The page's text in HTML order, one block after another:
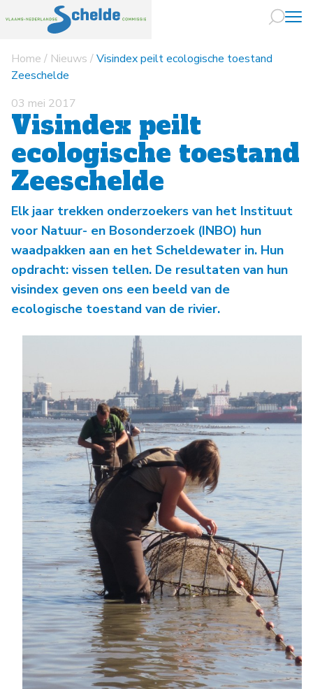
Naar
Home / Nieuws /Visindex peilt ecologische toestand
Zeeschelde
03 mei 2017
Visindex peilt
ecologische toestand
Zeeschelde
Elk jaar trekken onderzoekers van het Instituut
voor Natuur- en Bosonderzoek (INBO) hun
waadpakken aan en het Scheldewater in. Hun
opdracht: vissen tellen. De resultaten van hun
visindex geven ons een beeld van de
ecologische toestand van de rivier.